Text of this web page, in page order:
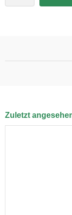
Zuletzt